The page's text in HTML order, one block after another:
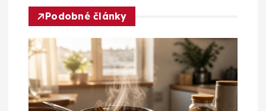
c
e
p
r
Podobné články